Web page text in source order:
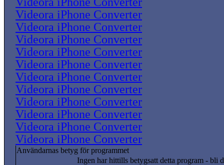
Videora iPhone Converter
Videora iPhone Converter
Videora iPhone Converter
Videora iPhone Converter
Videora iPhone Converter
Videora iPhone Converter
Videora iPhone Converter
Videora iPhone Converter
Videora iPhone Converter
Videora iPhone Converter
Videora iPhone Converter
Användarnas betyg för programmet
Ingen har hittills betygsatt detta program - bli